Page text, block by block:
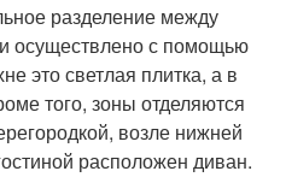
разделение между
осуществлено с помощью
это светлая плитка, а в
того, зоны отделяются
возле нижней
расположен диван.